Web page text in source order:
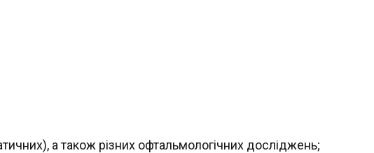
а також різних офтальмологічних досліджень;